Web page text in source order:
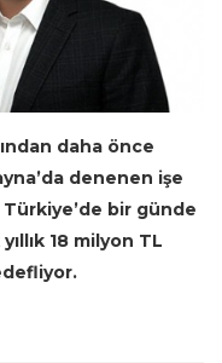
daha önce
denenen işe
bir günde
18 milyon TL